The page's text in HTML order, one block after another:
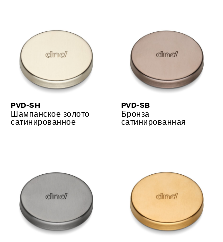
PVD-SH
Шампанское золото
сатинированное
PVD-SB
Бронза
сатинированная